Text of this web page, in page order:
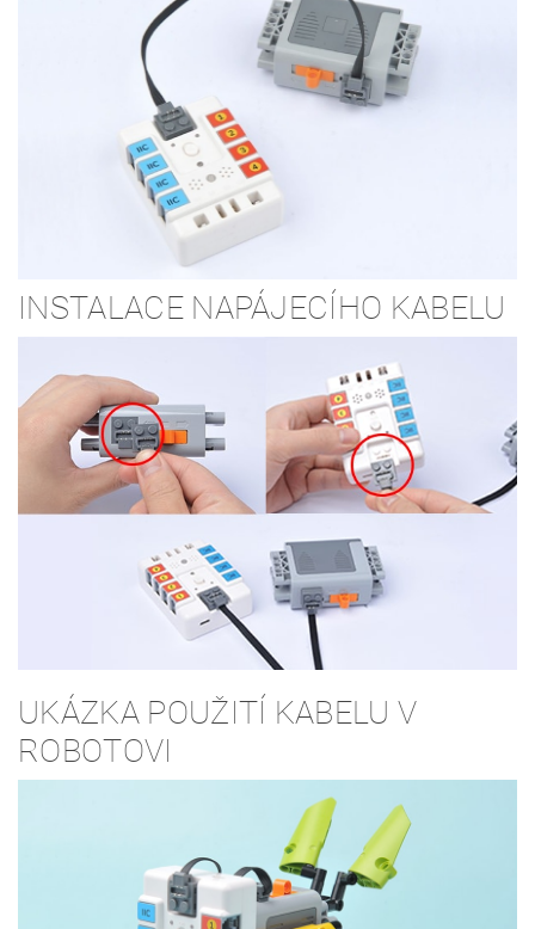
INSTALACE NAPÁJECÍHO KABELU
UKÁZKA POUŽITÍ KABELU V
ROBOTOVI